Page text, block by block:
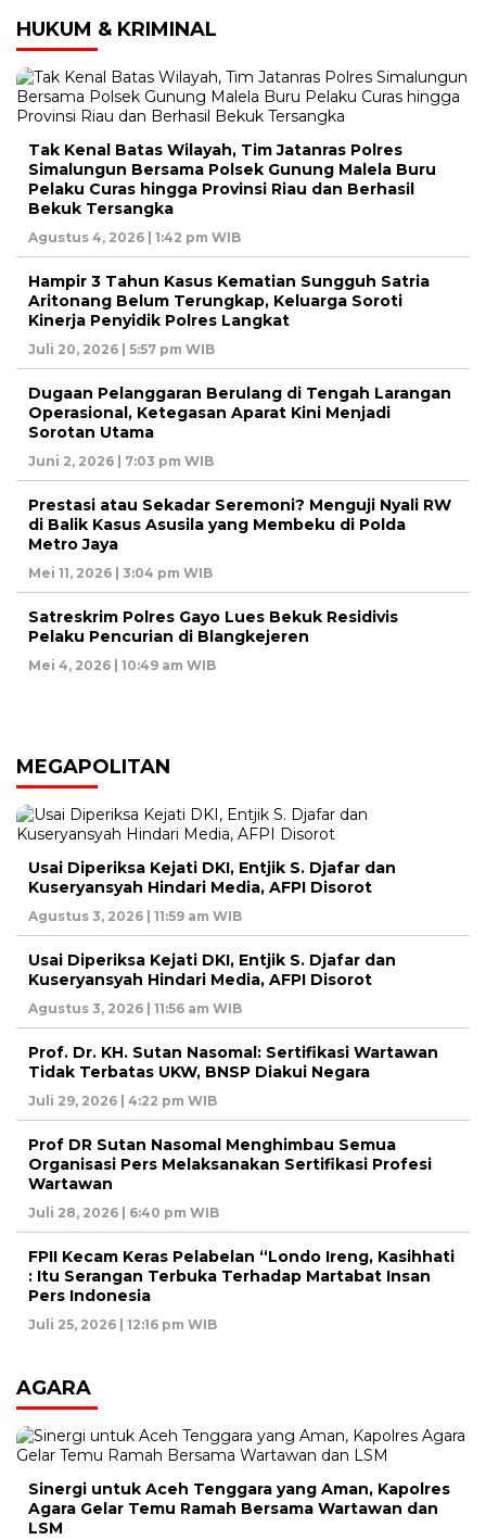
HUKUM & KRIMINAL
Tak Kenal Batas Wilayah, Tim Jatanras Polres
Simalungun Bersama Polsek Gunung Malela Buru
Pelaku Curas hingga Provinsi Riau dan Berhasil
Bekuk Tersangka
Agustus 4, 2026 | 1:42 pm WIB
Hampir 3 Tahun Kasus Kematian Sungguh Satria
Aritonang Belum Terungkap, Keluarga Soroti
Kinerja Penyidik Polres Langkat
Juli 20, 2026 | 5:57 pm WIB
Dugaan Pelanggaran Berulang di Tengah Larangan
Operasional, Ketegasan Aparat Kini Menjadi
Sorotan Utama
Juni 2, 2026 | 7:03 pm WIB
Prestasi atau Sekadar Seremoni? Menguji Nyali RW
di Balik Kasus Asusila yang Membeku di Polda
Metro Jaya
Mei 11, 2026 | 3:04 pm WIB
Satreskrim Polres Gayo Lues Bekuk Residivis
Pelaku Pencurian di Blangkejeren
Mei 4, 2026 | 10:49 am WIB
MEGAPOLITAN
Usai Diperiksa Kejati DKI, Entjik S. Djafar dan
Kuseryansyah Hindari Media, AFPI Disorot
Agustus 3, 2026 | 11:59 am WIB
Usai Diperiksa Kejati DKI, Entjik S. Djafar dan
Kuseryansyah Hindari Media, AFPI Disorot
Agustus 3, 2026 | 11:56 am WIB
Prof. Dr. KH. Sutan Nasomal: Sertifikasi Wartawan
Tidak Terbatas UKW, BNSP Diakui Negara
Juli 29, 2026 | 4:22 pm WIB
Prof DR Sutan Nasomal Menghimbau Semua
Organisasi Pers Melaksanakan Sertifikasi Profesi
Wartawan
Juli 28, 2026 | 6:40 pm WIB
FPII Kecam Keras Pelabelan “Londo Ireng, Kasihhati
: Itu Serangan Terbuka Terhadap Martabat Insan
Pers Indonesia
Juli 25, 2026 | 12:16 pm WIB
AGARA
Sinergi untuk Aceh Tenggara yang Aman, Kapolres
Agara Gelar Temu Ramah Bersama Wartawan dan
LSM